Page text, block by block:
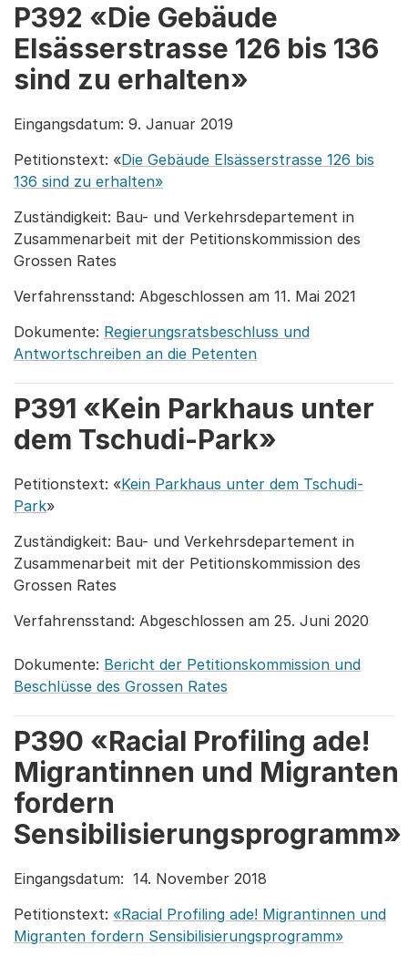
P392 «Die Gebäude
Elsässerstrasse 126 bis 136
sind zu erhalten»
Eingangsdatum: 9. Januar 2019
Petitionstext: «Die Gebäude Elsässerstrasse 126 bis
136 sind zu erhalten»
Zuständigkeit: Bau- und Verkehrsdepartement in
Zusammenarbeit mit der Petitionskommission des
Grossen Rates
Verfahrensstand: Abgeschlossen am 11. Mai 2021
Dokumente: Regierungsratsbeschluss und
Antwortschreiben an die Petenten
P391 «Kein Parkhaus unter
dem Tschudi-Park»
Petitionstext: «Kein Parkhaus unter dem Tschudi-
Park»
Zuständigkeit: Bau- und Verkehrsdepartement in
Zusammenarbeit mit der Petitionskommission des
Grossen Rates
Verfahrensstand: Abgeschlossen am 25. Juni 2020
Dokumente: Bericht der Petitionskommission und
Beschlüsse des Grossen Rates
P390 «Racial Profiling ade!
Migrantinnen und Migranten
fordern
Sensibilisierungsprogramm»
Eingangsdatum: 14. November 2018
Petitionstext: «Racial Profiling ade! Migrantinnen und
Migranten fordern Sensibilisierungsprogramm»